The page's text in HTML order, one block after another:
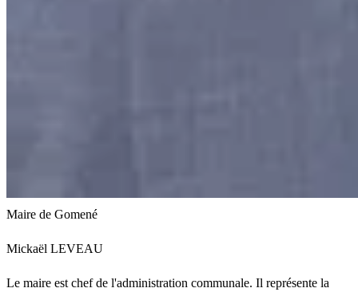
Maire de Gomené
Mickaël LEVEAU
Le maire est chef de l'administration communale. Il représente la